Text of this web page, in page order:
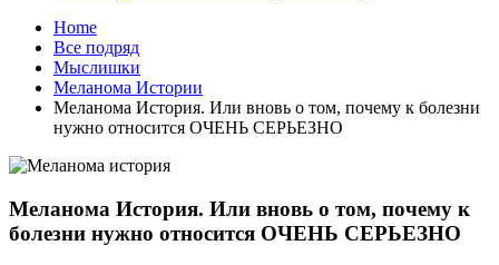
Home
Все подряд
Мыслишки
Меланома Истории
Меланома История. Или вновь о том, почему к болезни
нужно относится ОЧЕНЬ СЕРЬЕЗНО
Меланома История. Или вновь о том, почему к
болезни нужно относится ОЧЕНЬ СЕРЬЕЗНО